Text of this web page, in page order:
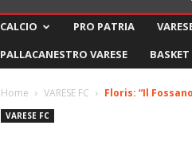
CALCIO PRO PATRIA
PALLACANESTRO VARESE
BASKET
Home VARESE FC Floris: “Il
VARESE FC